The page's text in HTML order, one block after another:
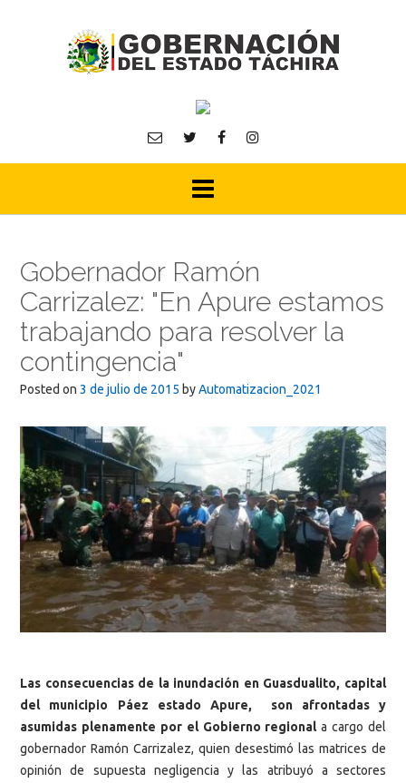
Gobernador Ramón
Carrizalez: "En Apure estamos
trabajando para resolver la
contingencia"
Posted on 3 de julio de 2015 byAutomatizacion_2021
Las consecuencias de la inundación en Guasdualito, capital
del municipio Páez estado Apure, son afrontadas y
asumidas plenamente por el Gobierno regionala cargo del
gobernador Ramón Carrizalez, quien desestimó las matrices de
opinión de supuesta negligencia y las atribuyó a sectores